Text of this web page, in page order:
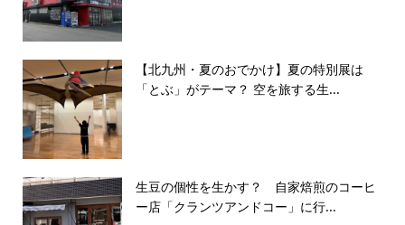
【北九州・夏のおでかけ】夏の特別展は
「とぶ」がテーマ？ 空を旅する生...
生豆の個性を生かす？ 自家焙煎のコーヒ
ー店「クランツアンドコー」に行...